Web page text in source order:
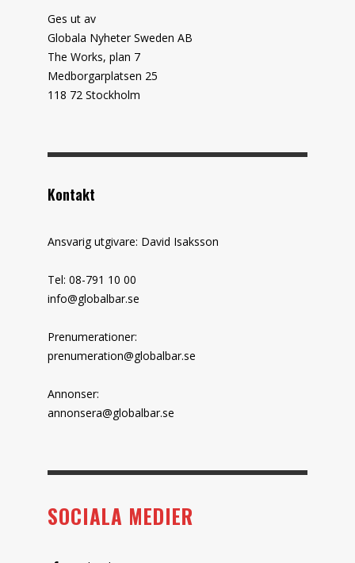
Ges ut av
Globala Nyheter Sweden AB
The Works, plan 7
Medborgarplatsen 25
118 72 Stockholm
Kontakt
Ansvarig utgivare: David Isaksson
Tel: 08-791 10 00
info@globalbar.se
Prenumerationer:
prenumeration@globalbar.se
Annonser:
annonsera@globalbar.se
SOCIALA MEDIER